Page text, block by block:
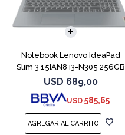
Notebook Lenovo IdeaPad
Slim 3 15IAN8 i3-N305 256GB
8GB 15.6
USD 689,00
USD 585,65
COMPARAR